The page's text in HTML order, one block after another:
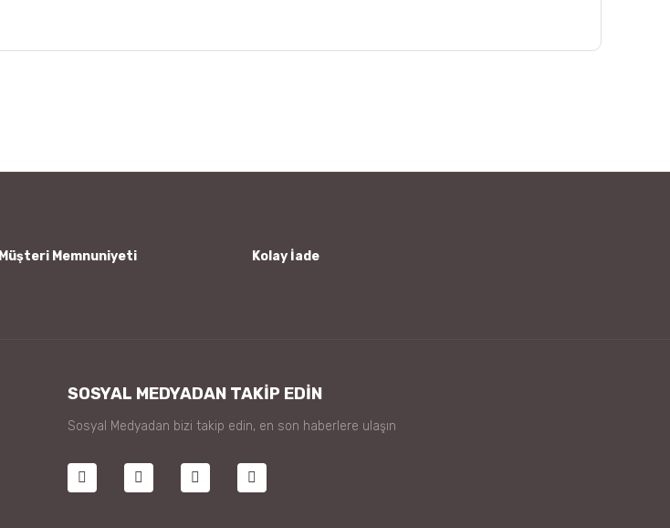
Müşteri Memnuniyeti Kolay İade
SOSYAL MEDYADAN TAKİP EDİN
Sosyal Medyadan bizi takip edin, en son haberlere ulaşın